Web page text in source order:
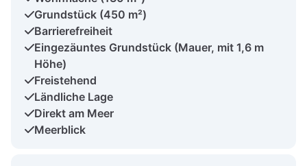
Grundstück (450 m²)
Barrierefreiheit
Eingezäuntes Grundstück (Mauer, mit 1,6 m
Höhe)
Freistehend
Ländliche Lage
Direkt am Meer
Meerblick